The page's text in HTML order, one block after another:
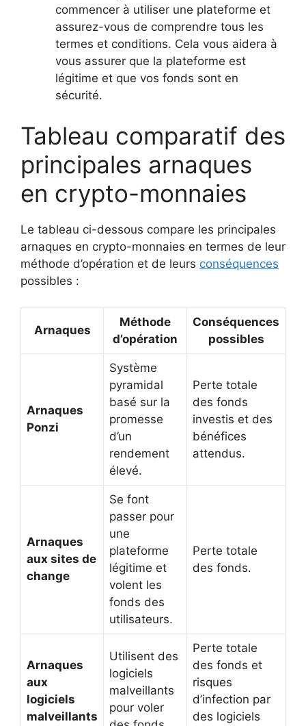
commencer à utiliser une plateforme et
assurez-vous de comprendre tous les
termes et conditions. Cela vous aidera à
vous assurer que la plateforme est
légitime et que vos fonds sont en
sécurité.
Tableau comparatif des
principales arnaques
en crypto-monnaies
Le tableau ci-dessous compare les principales
arnaques en crypto-monnaies en termes de leur
méthode d’opération et de leurs conséquences
possibles :
Arnaques
Méthode
d’opération
Conséquences
possibles
Arnaques
Ponzi
Système
pyramidal
basé sur la
promesse
d’un
rendement
élevé.
Perte totale
des fonds
investis et des
bénéfices
attendus.
Arnaques
aux sites de
change
Se font
passer pour
une
plateforme
légitime et
volent les
fonds des
utilisateurs.
Perte totale
des fonds.
Arnaques
aux
logiciels
malveillants
Utilisent des
logiciels
malveillants
pour voler
Perte totale
des fonds et
risques
d’infection par
des logiciels